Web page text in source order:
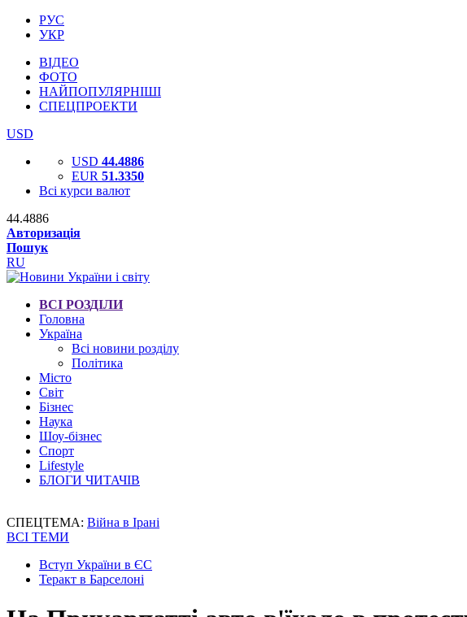
РУС
УКР
ВІДЕО
ФОТО
НАЙПОПУЛЯРНІШІ
СПЕЦПРОЕКТИ
USD
USD 44.4886
EUR 51.3350
Всі курси валют
44.4886
Авторизація
Пошук
RU
ВСІ РОЗДІЛИ
Головна
Україна
Всі новини розділу
Політика
Місто
Світ
Бізнес
Наука
Шоу-бізнес
Спорт
Lifestyle
БЛОГИ ЧИТАЧІВ
СПЕЦТЕМА: Війна в Ірані
ВСІ ТЕМИ
Вступ України в ЄС
Теракт в Барселоні